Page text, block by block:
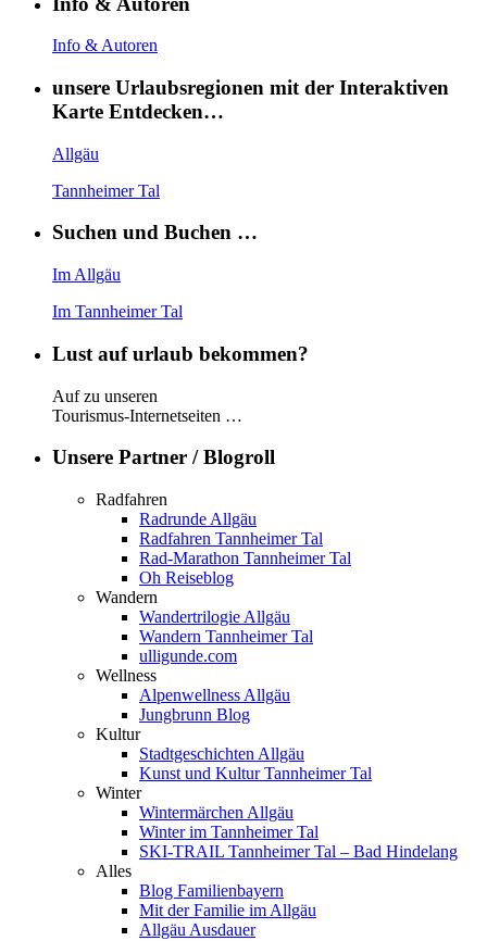
Info & Autoren
unsere Urlaubsregionen mit der Interaktiven
Karte Entdecken…
Allgäu
Tannheimer Tal
Suchen und Buchen …
Im Allgäu
Im Tannheimer Tal
Lust auf urlaub bekommen?
Auf zu unseren
Tourismus-Internetseiten …
Unsere Partner / Blogroll
Radfahren
Radrunde Allgäu
Radfahren Tannheimer Tal
Rad-Marathon Tannheimer Tal
Oh Reiseblog
Wandern
Wandertrilogie Allgäu
Wandern Tannheimer Tal
ulligunde.com
Wellness
Alpenwellness Allgäu
Jungbrunn Blog
Kultur
Stadtgeschichten Allgäu
Kunst und Kultur Tannheimer Tal
Winter
Wintermärchen Allgäu
Winter im Tannheimer Tal
SKI-TRAIL Tannheimer Tal – Bad Hindelang
Alles
Blog Familienbayern
Mit der Familie im Allgäu
Allgäu Ausdauer